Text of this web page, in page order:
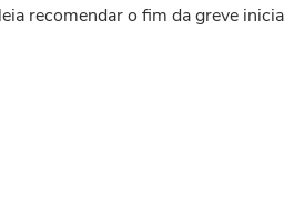
recomendar o fim da greve